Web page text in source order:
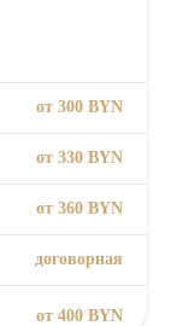
от 300 BYN
от 330 BYN
от 360 BYN
договорная
от 400 BYN